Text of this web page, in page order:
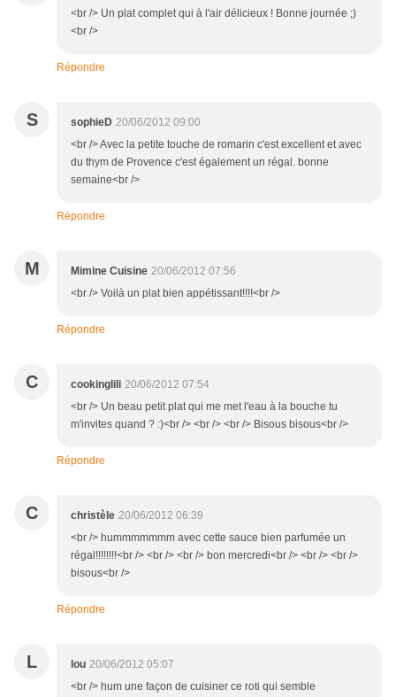
<br /> Un plat complet qui à l'air délicieux ! Bonne journée ;)
<br />
Répondre
S sophieD 20/06/2012 09:00
<br /> Avec la petite touche de romarin c'est excellent et avec
du thym de Provence c'est également un régal. bonne
semaine<br />
Répondre
M Mimine Cuisine 20/06/2012 07:56
<br /> Voilà un plat bien appétissant!!!!<br />
Répondre
C cookinglili 20/06/2012 07:54
<br /> Un beau petit plat qui me met l'eau à la bouche tu
m'invites quand ? :)<br /> <br /> <br /> Bisous bisous<br />
Répondre
C christèle 20/06/2012 06:39
<br /> hummmmmmm avec cette sauce bien parfumée un
régal!!!!!!!!<br /> <br /> <br /> bon mercredi<br /> <br /> <br />
bisous<br />
Répondre
L lou 20/06/2012 05:07
<br /> hum une façon de cuisiner ce roti qui semble